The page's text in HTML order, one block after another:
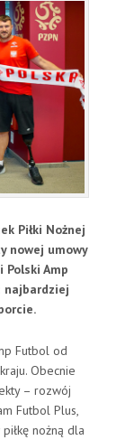
Piłki Nożnej
nowej umowy
Amp
najbardziej
Futbol od
Obecnie
– rozwój
Futbol Plus,
nożną dla